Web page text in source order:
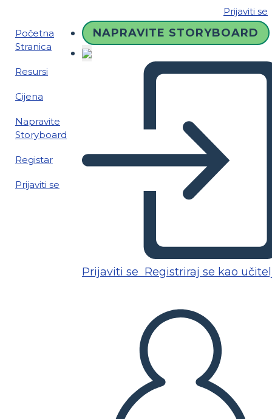
Prijaviti se
Početna
Stranica
Resursi
Cijena
Napravite
Storyboard
Registar
Prijaviti se
NAPRAVITE STORYBOARD
Prijaviti se Registriraj se kao